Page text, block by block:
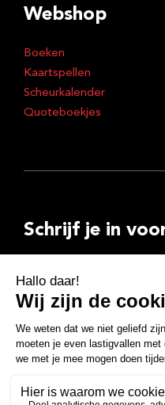
Webshop
Boeken
Kaartspellen
Scheurkalender
Quoteboekjes
Schrijf je in
mailadres
Inschrijven